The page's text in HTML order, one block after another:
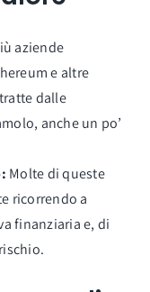
aziende
e altre
dalle
anche un po’
Molte di queste
ricorrendo a
finanziaria e, di